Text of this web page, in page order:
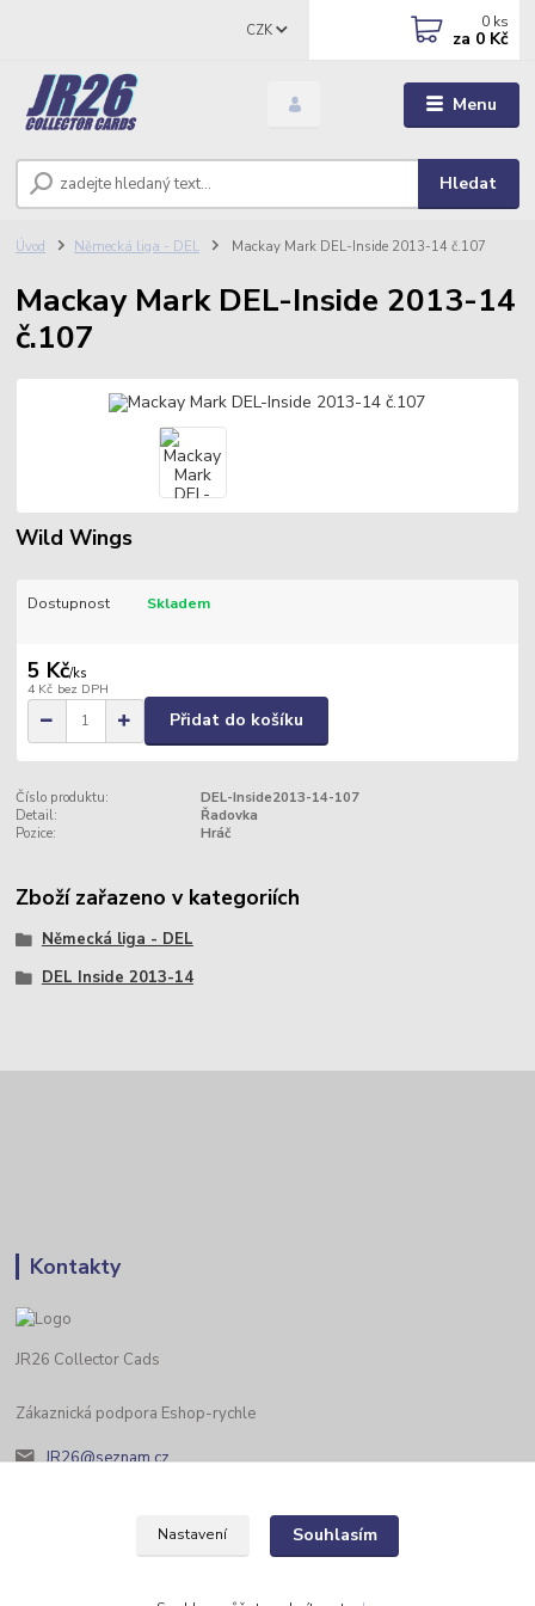
Menu
CZK
Hledat
0 ks
za 0 Kč
Úvod Německá liga - DEL Mackay Mark DEL-Inside 2013-14 č.107
Mackay Mark DEL-Inside 2013-14
č.107
Wild Wings
Dostupnost Skladem
5 Kč/ks
4 Kč bez DPH
Přidat do košíku
Číslo produktu:
DEL-Inside2013-14-107
Detail:
Řadovka
Pozice:
Hráč
Zboží zařazeno v kategoriích
Německá liga - DEL
DEL Inside 2013-14
Kontakty
JR26 Collector Cads
Zákaznická podpora Eshop-rychle
JR26@seznam.cz
Nastavení Souhlasím